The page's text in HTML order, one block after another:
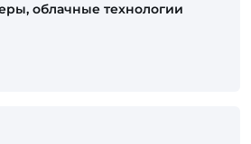
облачные технологии